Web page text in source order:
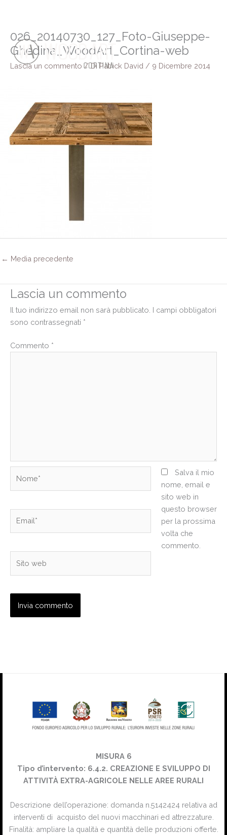
026_20140730_127_Foto-Giuseppe-
Ghedina_WoodArt_Cortina-web
Lascia un commento / DiPatrick David / 9 Dicembre 2014
← Media precedente
Lascia un commento
Il tuo indirizzo email non sarà pubblicato. I campi obbligatori
sono contrassegnati *
Commento *
web
Salva il mio
nome, email e
sito web in
questo browser
per la prossima
volta che
commento.
MISURA 6
Tipo d’intervento: 6.4.2. CREAZIONE E SVILUPPO DI
ATTIVITÀ EXTRA-AGRICOLE NELLE AREE RURALI
Descrizione dell’operazione: domanda n.5142424 relativa ad
interventi di acquisto del nuovi macchinari ed attrezzature.
Finalità: ampliare la qualità e quantità delle produzioni offerte.